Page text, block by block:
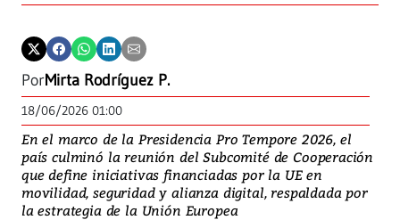
PorMirta Rodríguez P.
18/06/2026 01:00
En el marco de la Presidencia Pro Tempore 2026, el
país culminó la reunión del Subcomité de Cooperación
que define iniciativas financiadas por la UE en
movilidad, seguridad y alianza digital, respaldada por
la estrategia de la Unión Europea